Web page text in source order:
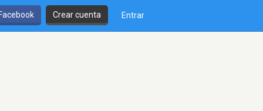
Crear cuenta Entrar